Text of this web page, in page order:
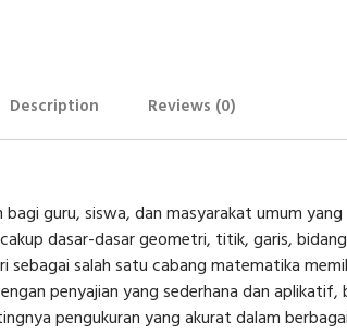
Description Reviews (0)
guru, siswa, dan masyarakat umum
dasar-dasar geometri, titik, garis,
salah satu cabang matematika
penyajian yang sederhana dan
pengukuran yang akurat dalam